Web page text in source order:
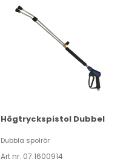
Högtryckspistol Dubbel
Dubbla spolrör
Art nr. 07.1600914